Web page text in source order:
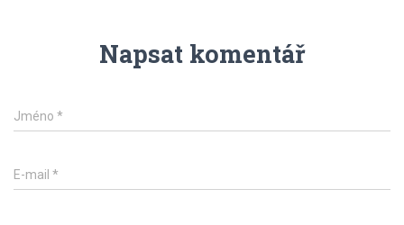
Napsat komentář
Jméno *
E-mail *